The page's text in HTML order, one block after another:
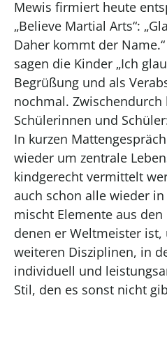
Mewis firmiert heute
„Believe Martial Arts“:
Daher kommt der
sagen die Kinder „Ich
Begrüßung und als
nochmal.
Schülerinnen und
In kurzen
wieder um zentrale
kindgerecht vermittelt
auch schon alle wieder
mischt Elemente aus
denen er Weltmeister
weiteren Disziplinen, in
individuell und
Stil, den es sonst nicht